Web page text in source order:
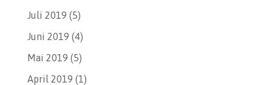
Juli 2019 (5)
Juni 2019 (4)
Mai 2019 (5)
April 2019 (1)